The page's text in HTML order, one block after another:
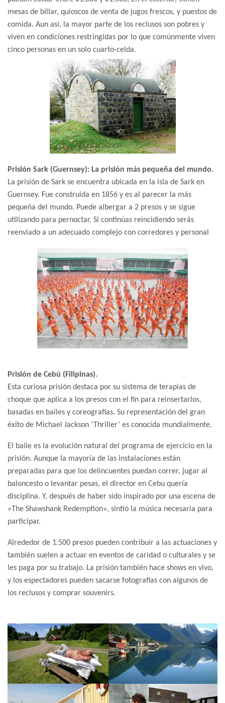
mesas de billar, quioscos de venta de jugos frescos, y puestos de
comida. Aun así, la mayor parte de los reclusos son pobres y
viven en condiciones restringidas por lo que comúnmente viven
cinco personas en un solo cuarto-celda.
Prisión Sark (Guernsey): La prisión más pequeña del mundo.
La prisión de Sark se encuentra ubicada en la isla de Sark en
Guernsey. Fue construida en 1856 y es al parecer la más
pequeña del mundo. Puede albergar a 2 presos y se sigue
utilizando para pernoctar. Si continúas reincidiendo serás
reenviado a un adecuado complejo con corredores y personal
Prisión de Cebú (Filipinas).
Esta curiosa prisión destaca por su sistema de terapias de
choque que aplica a los presos con el fin para reinsertarlos,
basadas en bailes y coreografías. Su representación del gran
éxito de Michael Jackson ‘Thriller’ es conocida mundialmente.
El baile es la evolución natural del programa de ejercicio en la
prisión. Aunque la mayoría de las instalaciones están
preparadas para que los delincuentes puedan correr, jugar al
baloncesto o levantar pesas, el director en Cebu quería
disciplina. Y, después de haber sido inspirado por una escena de
«The Shawshank Redemption», sintió la música necesaria para
participar.
Alrededor de 1.500 presos pueden contribuir a las actuaciones y
también suelen a actuar en eventos de caridad o culturales y se
les paga por su trabajo. La prisión también hace shows en vivo,
y los espectadores pueden sacarse fotografías con algunos de
los reclusos y comprar souvenirs.